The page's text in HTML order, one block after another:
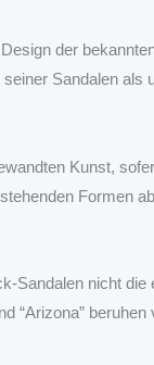
der
Sandalen
Kunst,
Formen
Sandalen nicht
“Arizona”